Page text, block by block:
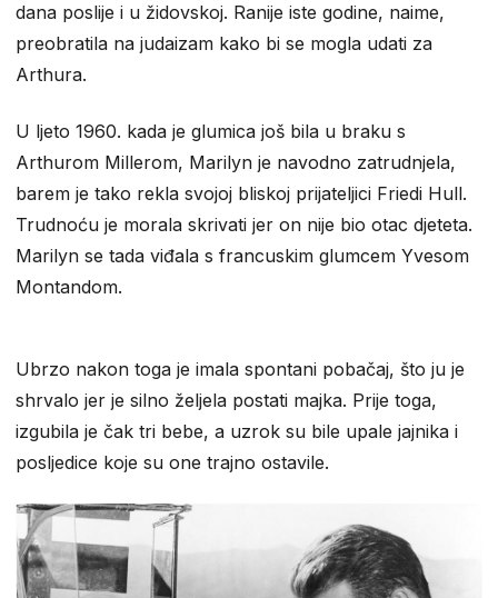
dana poslije i u židovskoj. Ranije iste godine, naime,
preobratila na judaizam kako bi se mogla udati za
Arthura.
U ljeto 1960. kada je glumica još bila u braku s
Arthurom Millerom, Marilyn je navodno zatrudnjela,
barem je tako rekla svojoj bliskoj prijateljici Friedi Hull.
Trudnoću je morala skrivati jer on nije bio otac djeteta.
Marilyn se tada viđala s francuskim glumcem Yvesom
Montandom.
Ubrzo nakon toga je imala spontani pobačaj, što ju je
shrvalo jer je silno željela postati majka. Prije toga,
izgubila je čak tri bebe, a uzrok su bile upale jajnika i
posljedice koje su one trajno ostavile.